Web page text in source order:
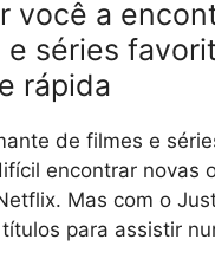
você a
e séries
rápida
de filmes e
encontrar novas
Mas com o
para assistir